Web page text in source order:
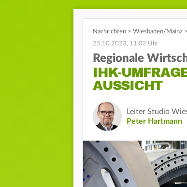
Nachrichten > Wiesbaden/Mainz >
25.10.2023, 11:02 Uhr
Regionale
IHK-
AUSSICHT
Leiter Studio
Peter Hartmann